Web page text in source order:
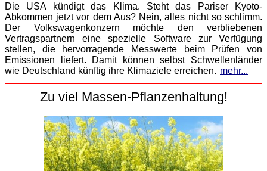
Die USA kündigt das Klima. Steht das Pariser Kyoto-
Abkommen jetzt vor dem Aus? Nein, alles nicht so schlimm.
Der Volkswagenkonzern möchte den verbliebenen
Vertragspartnern eine spezielle Software zur Verfügung
stellen, die hervorragende Messwerte beim Prüfen von
Emissionen liefert. Damit können selbst Schwellenländer
wie Deutschland künftig ihre Klimaziele erreichen. mehr...
Zu viel Massen-Pflanzenhaltung!